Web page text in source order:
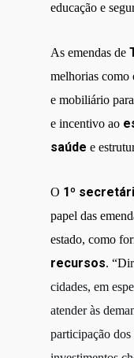
educação e
As emendas de
melhorias como
e mobiliário para
e incentivo ao
saúde e
O 1º
papel das
estado, como
recursos. “Di
cidades, em
atender às
participação